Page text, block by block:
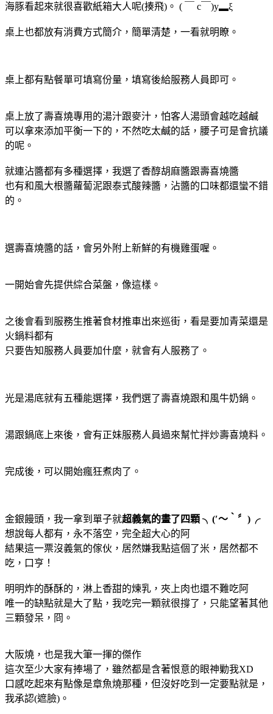
海豚看起來就很喜歡紙箱大人呢(揍飛)。 ( ￣ c￣)y▂ξ
桌上也都放有消費方式簡介，簡單清楚，一看就明瞭。
桌上都有點餐單可填寫份量，填寫後給服務人員即可。
桌上放了壽喜燒專用的湯汁跟麥汁，怕客人湯頭會越吃越鹹
可以拿來添加平衡一下的，不然吃太鹹的話，腰子可是會抗議
的呢。
就連沾醬都有多種選擇，我選了香醇胡麻醬跟壽喜燒醬
也有和風大根醬蘿蔔泥跟泰式酸辣醬，沾醬的口味都還蠻不錯
的。
選壽喜燒醬的話，會另外附上新鮮的有機雞蛋喔。
一開始會先提供綜合菜盤，像這樣。
之後會看到服務生推著食材推車出來巡街，看是要加青菜還是
火鍋料都有
只要告知服務人員要加什麼，就會有人服務了。
光是湯底就有五種能選擇，我們選了壽喜燒跟和風牛奶鍋。
湯跟鍋底上來後，會有正妹服務人員過來幫忙拌炒壽喜燒料。
完成後，可以開始瘋狂煮肉了。
金銀饅頭，我一拿到單子就超義氣的畫了四顆 ╮(′～‵〞)╭
想說每人都有，永不落空，完全超大心的阿
結果這一票沒義氣的傢伙，居然嫌我點這個了米，居然都不
吃，口亨！
明明炸的酥酥的，淋上香甜的煉乳，夾上肉也還不難吃阿
唯一的缺點就是大了點，我吃完一顆就很撐了，只能望著其他
三顆發呆，冏。
大阪燒，也是我大筆一揮的傑作
這次至少大家有捧場了，雖然都是含著恨意的眼神勦我XD
口感吃起來有點像是章魚燒那種，但沒好吃到一定要點就是，
我承認(遮臉)。